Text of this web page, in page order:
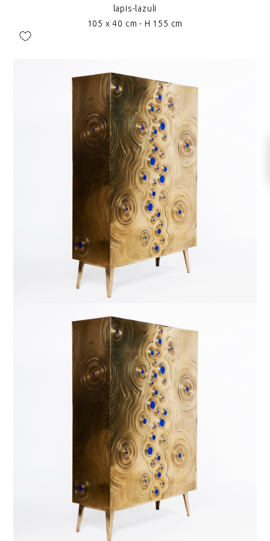
lapis-lazuli
105 x 40 cm - H 155 cm